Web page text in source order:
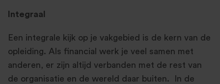
Integraal
Een integrale kijk op je vakgebied is de kern van de
opleiding. Als financial werk je veel samen met
anderen, er zijn altijd verbanden met de rest van
de organisatie en de wereld daar buiten. In de